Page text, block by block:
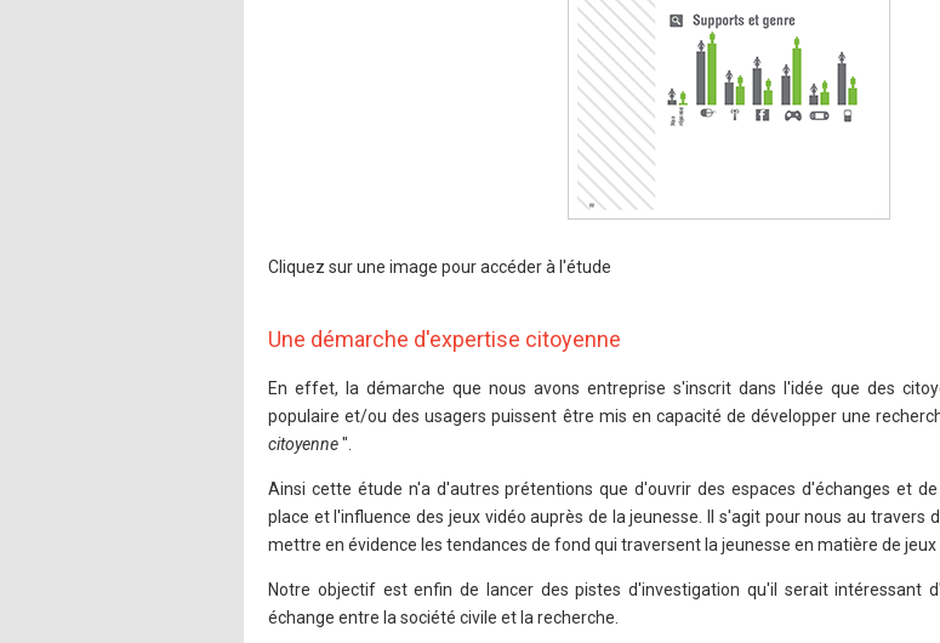
Cliquez sur une image pour accéder à l'étude
Une démarche d'expertise citoyenne
En effet, la démarche que nous avons entreprise s'inscrit dans l'idée que des
populaire et/ou des usagers puissent être mis en capacité de développer une
citoyenne".
Ainsi cette étude n'a d'autres prétentions que d'ouvrir des espaces d'échanges et
place et l'influence des jeux vidéo auprès de la jeunesse. Il s'agit pour nous au travers
mettre en évidence les tendances de fond qui traversent la jeunesse en matière de
Notre objectif est enfin de lancer des pistes d'investigation qu'il serait intéressant
échange entre la société civile et la recherche.